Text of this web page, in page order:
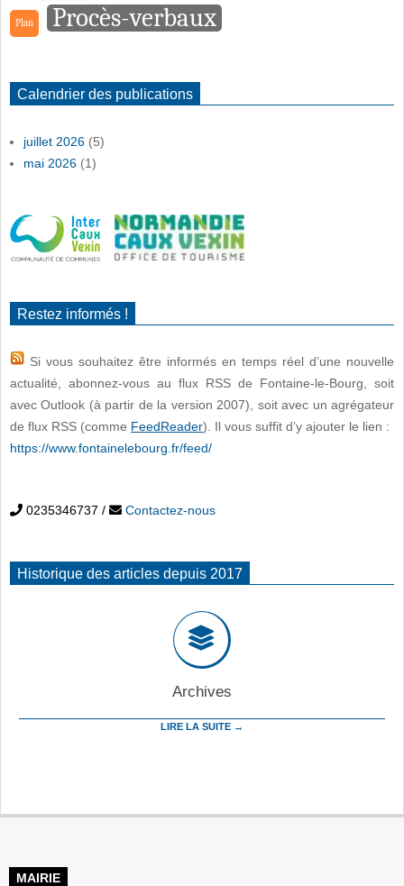
Plan Procès-verbaux
Calendrier des publications
juillet 2026 (5)
mai 2026 (1)
Restez informés !
Si vous souhaitez être informés en temps réel d’une nouvelle
actualité, abonnez-vous au flux RSS de Fontaine-le-Bourg, soit
avec Outlook (à partir de la version 2007), soit avec un agrégateur
de flux RSS (comme FeedReader). Il vous suffit d’y ajouter le lien :
https://www.fontainelebourg.fr/feed/
0235346737 / Contactez-nous
Historique des articles depuis 2017
Archives
LIRE LA SUITE →
MAIRIE